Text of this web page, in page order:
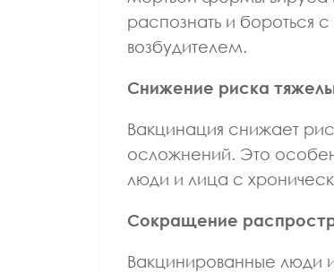
распознать и бороться
возбудителем.
Снижение риска
Вакцинация снижает
осложнений. Это
люди и лица с
Сокращение
Вакцинированные люди